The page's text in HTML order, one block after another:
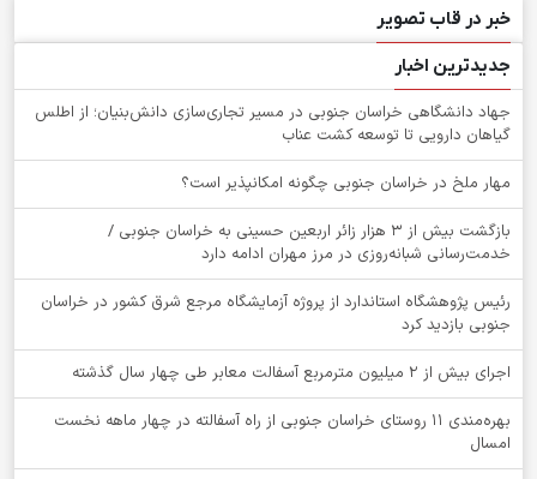
خبر در قاب تصویر
جدیدترین اخبار
جهاد دانشگاهی خراسان جنوبی در مسیر تجاری‌سازی دانش‌بنیان؛ از اطلس
گیاهان دارویی تا توسعه کشت عناب
‌مهار ملخ در خراسان جنوبی چگونه امکانپذیر است؟
بازگشت بیش از ۳ هزار زائر اربعین حسینی به خراسان جنوبی /
خدمت‌رسانی شبانه‌روزی در مرز مهران ادامه دارد
رئیس پژوهشگاه استاندارد از پروژه آزمایشگاه مرجع شرق کشور در خراسان
جنوبی بازدید کرد
اجرای بیش از ۲ میلیون مترمربع آسفالت معابر طی چهار سال گذشته
بهره‌مندی ۱۱ روستای خراسان جنوبی از راه آسفالته در چهار ماهه نخست
امسال